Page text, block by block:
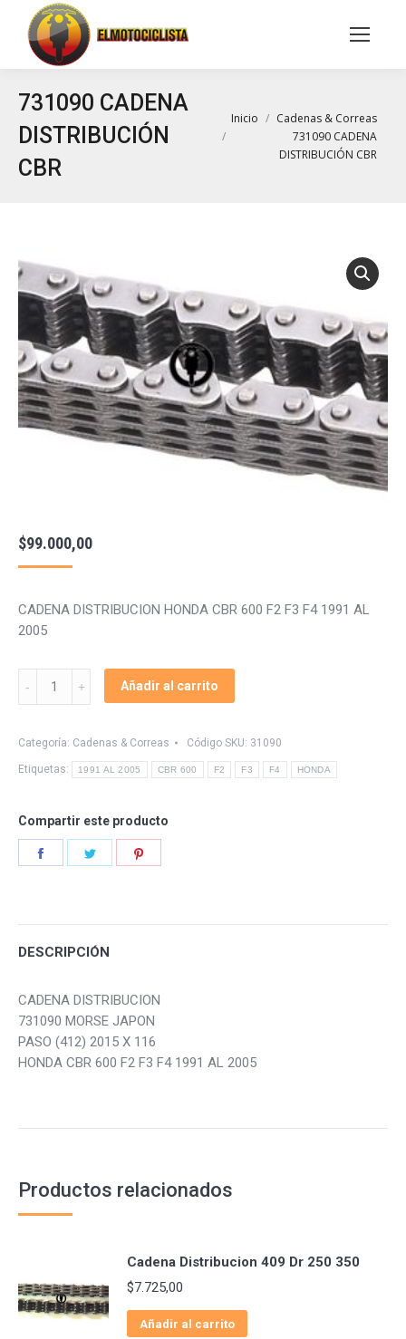
Buscar:
731090 CADENA
DISTRIBUCIÓN
CBR
Estás aquí:
Inicio
Cadenas & Correas
731090 CADENA
DISTRIBUCIÓN CBR
$99.000,00
CADENA DISTRIBUCION HONDA CBR 600 F2 F3 F4 1991 AL
2005
731090
CBR
quantity
Añadir al carrito
Categoría: Cadenas & Correas Código SKU: 31090
Etiquetas: 1991 AL 2005 CBR 600 F2 F3 F4 HONDA
Compartir este producto
DESCRIPCIÓN
CADENA DISTRIBUCION
731090 MORSE JAPON
PASO (412) 2015 X 116
HONDA CBR 600 F2 F3 F4 1991 AL 2005
Productos relacionados
Cadena Distribucion 409 Dr 250 350
$7.725,00
Añadir al carrito